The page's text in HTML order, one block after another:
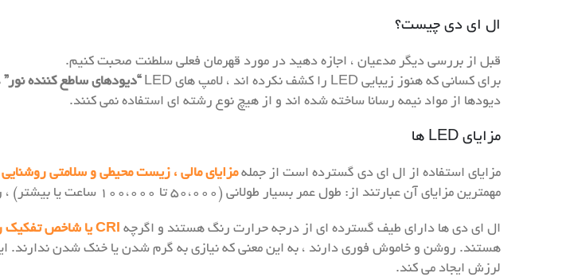
ال ای دی چیست؟
قبل از بررسی دیگر مدعیان ، اجازه دهید در مورد قهرمان فعلی سلطنت صحبت کنیم.
برای کسانی که هنوز زیبایی LED را کشف نکرده اند ، لامپ های LED
“دیودهای ساطع کننده نور”
دیودها از مواد نیمه رسانا ساخته شده اند و از هیچ نوع رشته ای استفاده نمی کنند.
مزایای LED ها
مزایای استفاده از ال ای دی گسترده است از جملهمزایای مالی ، زیست محیطی و سلامتی روشنایی LED
مهمترین مزایای آن عبارتند از: طول عمر بسیار طولانی (۵۰،۰۰۰ تا ۱۰۰،۰۰۰ ساعت یا بیشتر) ، راندمان انرژی بسیار بالا ، کیفیت نور بسیار بالا و هزینه کم برای نگهداری.
ال ای دی ها دارای طیف گسترده ای از درجه حرارت رنگ هستند و اگرچه CRI یا شاخص تفکیک رنگ
هستند. روشن و خاموش فوری دارند ، به این معنی که نیازی به گرم شدن یا خنک شدن ندارند.
لرزش ایجاد می کند.